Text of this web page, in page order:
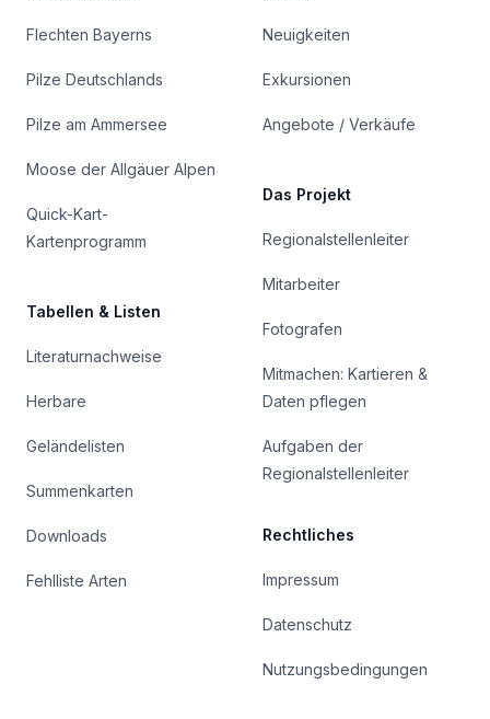
Flechten Bayerns
Pilze Deutschlands
Pilze am Ammersee
Moose der Allgäuer Alpen
Quick-Kart-
Kartenprogramm
Tabellen & Listen
Literaturnachweise
Herbare
Geländelisten
Summenkarten
Downloads
Fehlliste Arten
Neuigkeiten
Exkursionen
Angebote / Verkäufe
Das Projekt
Regionalstellenleiter
Mitarbeiter
Fotografen
Mitmachen: Kartieren &
Daten pflegen
Aufgaben der
Regionalstellenleiter
Rechtliches
Impressum
Datenschutz
Nutzungsbedingungen